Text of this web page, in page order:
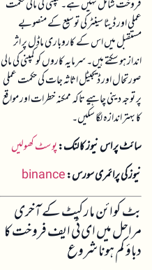
فروخت شامل نہیں ہے۔ کمپنی کی مالی حکمت
عملی اور ڈیٹا سینٹر کی توسیع کے منصوبے
مستقبل میں اس کے کاروباری ماڈل پر اثر
انداز ہو سکتے ہیں۔ سرمایہ کاروں کو کمپنی کی مالی
صورتحال اور ڈیجیٹل اثاثہ جات کی حکمت عملی
پر توجہ دینی چاہیے تاکہ ممکنہ خطرات اور مواقع
کا بہتر اندازہ لگا سکیں۔
سائٹ پر اس نیوز کا لنک:پوسٹ کھولیں
نیوز کی پرائمری سورس:binance
بٹ کوائن مارکیٹ کے آخری
مراحل میں ای ٹی ایف فروخت کا
دباؤ کم ہونا شروع